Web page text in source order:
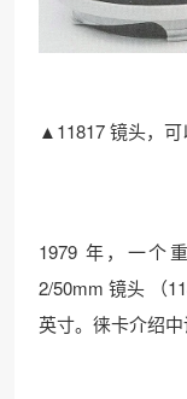
▲11817 镜头，
1979 年，一个
2/50mm 镜头 （
英寸。徕卡介绍中